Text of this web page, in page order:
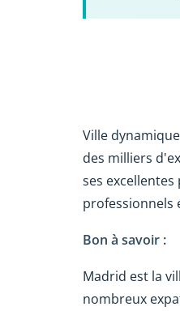
Ville
des milliers
ses
professionnels
Bon à savoir :
Madrid est la
nombreux